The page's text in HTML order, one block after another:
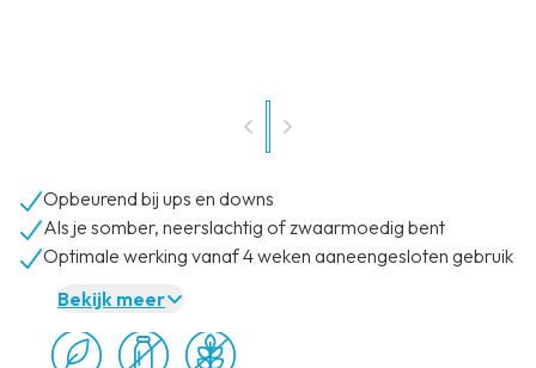
Opbeurend bij ups en downs
Als je somber, neerslachtig of zwaarmoedig bent
Optimale werking vanaf 4 weken aaneengesloten gebruik
Bekijk meer